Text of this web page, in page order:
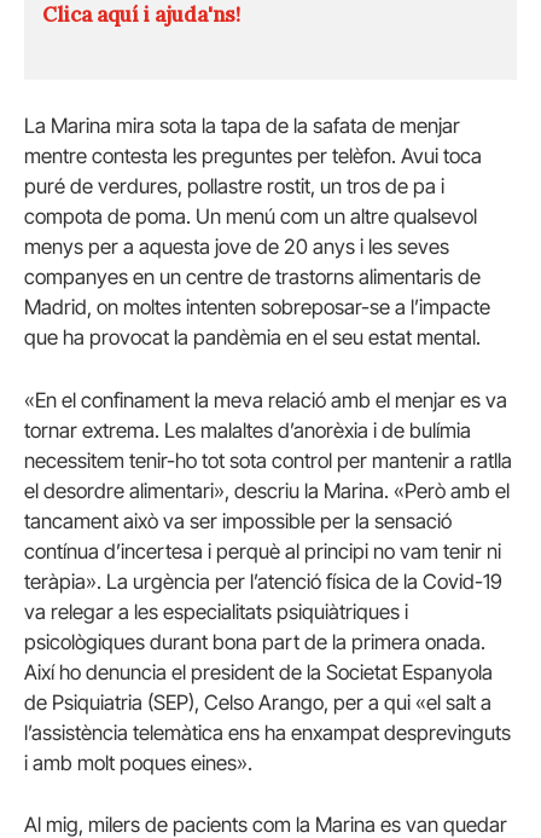
Clica aquí i ajuda'ns!
La Marina mira sota la tapa de la safata de menjar
mentre contesta les preguntes per telèfon. Avui toca
puré de verdures, pollastre rostit, un tros de pa i
compota de poma. Un menú com un altre qualsevol
menys per a aquesta jove de 20 anys i les seves
companyes en un centre de trastorns alimentaris de
Madrid, on moltes intenten sobreposar-se a l’impacte
que ha provocat la pandèmia en el seu estat mental.
«En el confinament la meva relació amb el menjar es va
tornar extrema. Les malaltes d’anorèxia i de bulímia
necessitem tenir-ho tot sota control per mantenir a ratlla
el desordre alimentari», descriu la Marina. «Però amb el
tancament això va ser impossible per la sensació
contínua d’incertesa i perquè al principi no vam tenir ni
teràpia». La urgència per l’atenció física de la Covid-19
va relegar a les especialitats psiquiàtriques i
psicològiques durant bona part de la primera onada.
Així ho denuncia el president de la Societat Espanyola
de Psiquiatria (SEP), Celso Arango, per a qui «el salt a
l’assistència telemàtica ens ha enxampat desprevinguts
i amb molt poques eines».
Al mig, milers de pacients com la Marina es van quedar